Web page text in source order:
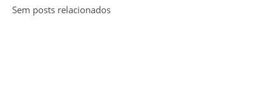
Sem posts relacionados